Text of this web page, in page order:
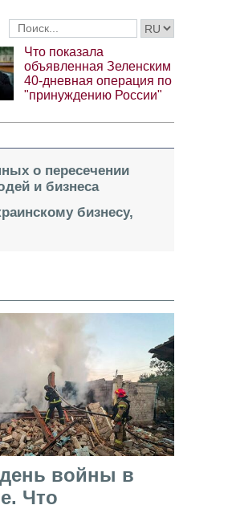
Что показала
объявленная Зеленским
40-дневная операция по
"принуждению России"
о пересечении
и бизнеса
бизнесу,
войны в
Что